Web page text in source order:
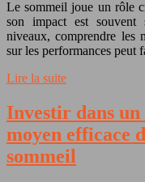
Le sommeil joue un rôle
son impact est souvent
niveaux, comprendre les
sur les performances
Lire la suite
Investir dans
moyen efficace
sommeil